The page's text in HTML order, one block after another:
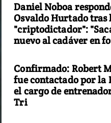
Daniel Noboa
Osvaldo Hurtado
"criptodictador":
nuevo al cadáver en
Confirmado: Robert
fue contactado por la
el cargo de
Tri